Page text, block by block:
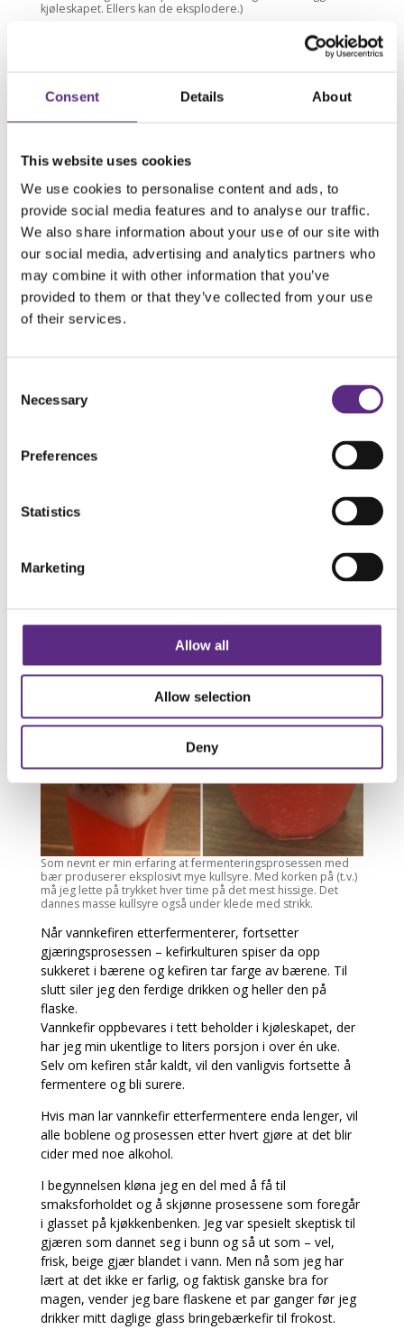
Consent Details About
This website uses cookies
We use cookies to personalise content and ads, to
provide social media features and to analyse our traffic.
We also share information about your use of our site with
our social media, advertising and analytics partners who
may combine it with other information that you’ve
provided to them or that they’ve collected from your use
of their services.
Selection
Necessary
Preferences
Statistics
Marketing
Allow all
Allow selection
Deny
kjøleskapet. Ellers kan de eksplodere.)
Jeg tok utgangspunkt i oppskriften Gry Hammer hadde
, men modifiserte noe for å sikre at
Vannkefir grunnoppskrift
40 gram vannkefirkorn
30 gram økologisk rårørsukker
½ økologisk sitron i skiver (fjern det gule skallet om du
ikke får fatt i økologisk sitron)
10 gram fersk ingefær i skiver
Ha vann og sukker i glasset, rør ut sukkeret til du har
sukkervann.
Ha i sitron- og ingefærskiver og vannkefirkorn.
Nå skal blandingen stå i romtemperatur til kefirkornene
har spist sukkeret i vannet, det tar rundt to døgn.
Hell den ferdige vannkefiren gjennom en sil og kast
sitron- og ingefærskiver. Vannkefirkornene legger du
sukkervann. Dette kalles et “hotell”, settes i kjøleskapet
I utgangspunktet kan kefiren drikkes som den er nå,
gram bringebær. Dette får også stå på kjøkkenbenken i
romtemperatur under kledet med strikk i to døgn.
Som nevnt er min erfaring at fermenteringsprosessen med
bær produserer eksplosivt mye kullsyre. Med korken på (t.v.)
må jeg lette på trykket hver time på det mest hissige. Det
dannes masse kullsyre også under klede med strikk.
Når vannkefiren etterfermenterer, fortsetter
gjæringsprosessen – kefirkulturen spiser da opp
sukkeret i bærene og kefiren tar farge av bærene. Til
slutt siler jeg den ferdige drikken og heller den på
flaske.
Vannkefir oppbevares i tett beholder i kjøleskapet, der
har jeg min ukentlige to liters porsjon i over én uke.
Selv om kefiren står kaldt, vil den vanligvis fortsette å
fermentere og bli surere.
Hvis man lar vannkefir etterfermentere enda lenger, vil
alle boblene og prosessen etter hvert gjøre at det blir
cider med noe alkohol.
I begynnelsen kløna jeg en del med å få til
smaksforholdet og å skjønne prosessene som foregår
i glasset på kjøkkenbenken. Jeg var spesielt skeptisk til
gjæren som dannet seg i bunn og så ut som – vel,
frisk, beige gjær blandet i vann. Men nå som jeg har
lært at det ikke er farlig, og faktisk ganske bra for
magen, vender jeg bare flaskene et par ganger før jeg
drikker mitt daglige glass bringebærkefir til frokost.